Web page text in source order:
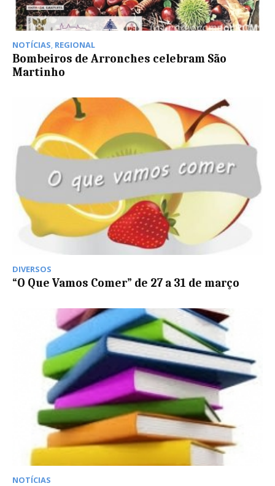
NOTÍCIAS, REGIONAL
Bombeiros de Arronches celebram São
Martinho
DIVERSOS
“O Que Vamos Comer” de 27 a 31 de março
NOTÍCIAS